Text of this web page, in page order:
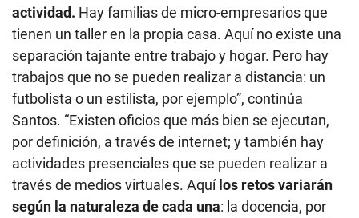
actividad. Hay familias de micro-empresarios que
tienen un taller en la propia casa. Aquí no existe una
separación tajante entre trabajo y hogar. Pero hay
trabajos que no se pueden realizar a distancia: un
futbolista o un estilista, por ejemplo”, continúa
Santos. “Existen oficios que más bien se ejecutan,
por definición, a través de internet; y también hay
actividades presenciales que se pueden realizar a
través de medios virtuales. Aquílos retos variarán
según la naturaleza de cada una: la docencia, por